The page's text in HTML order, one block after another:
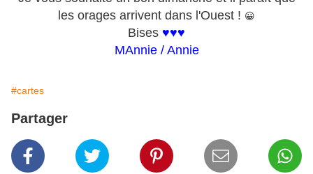
les orages arrivent dans l'Ouest ! 😀
Bises ♥♥♥
MAnnie / Annie
#cartes
Partager